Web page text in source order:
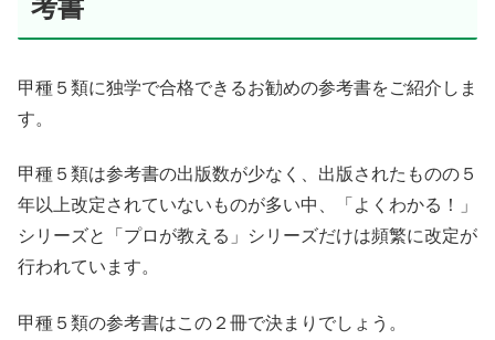
考書
甲種５類に独学で合格できるお勧めの参考書をご紹介しま
す。
甲種５類は参考書の出版数が少なく、出版されたものの５
年以上改定されていないものが多い中、「よくわかる！」
シリーズと「プロが教える」シリーズだけは頻繁に改定が
行われています。
甲種５類の参考書はこの２冊で決まりでしょう。